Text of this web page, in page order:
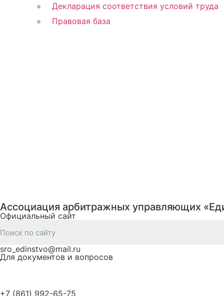
Декларация соответствия условий труда
Правовая база
Ассоциация арбитражных управляющих
Официальный сайт
sro_edinstvo@mail.ru
Для документов и вопросов
+7 (861) 992-65-75